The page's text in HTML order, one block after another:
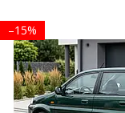
–15%